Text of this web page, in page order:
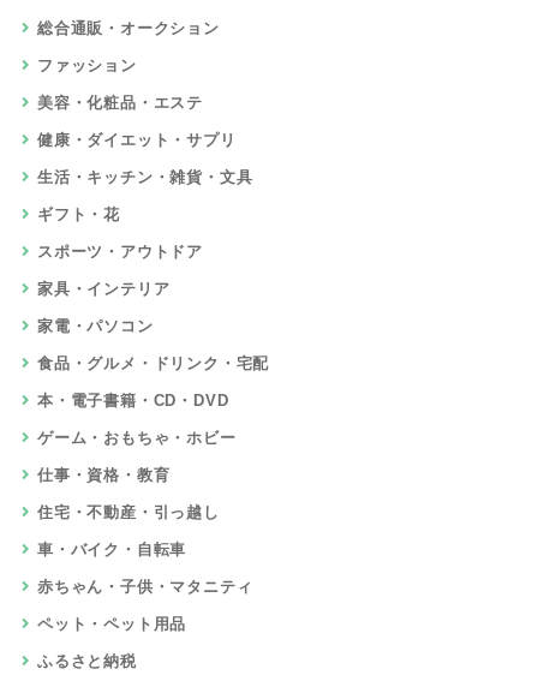
総合通販・オークション
ファッション
美容・化粧品・エステ
健康・ダイエット・サプリ
生活・キッチン・雑貨・文具
ギフト・花
スポーツ・アウトドア
家具・インテリア
家電・パソコン
食品・グルメ・ドリンク・宅配
本・電子書籍・CD・DVD
ゲーム・おもちゃ・ホビー
仕事・資格・教育
住宅・不動産・引っ越し
車・バイク・自転車
赤ちゃん・子供・マタニティ
ペット・ペット用品
ふるさと納税